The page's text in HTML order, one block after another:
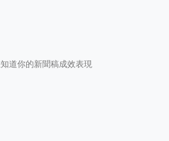
道你的新聞稿成效表現